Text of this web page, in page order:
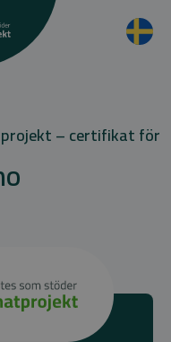
– certifikat för